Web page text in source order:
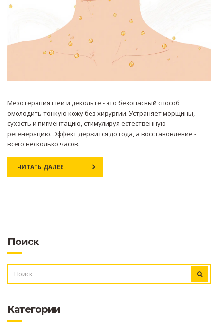
Мезотерапия шеи и декольте - это безопасный способ
омолодить тонкую кожу без хирургии. Устраняет морщины,
сухость и пигментацию, стимулируя естественную
регенерацию. Эффект держится до года, а восстановление -
всего несколько часов.
ЧИТАТЬ ДАЛЕЕ
Поиск
Категории